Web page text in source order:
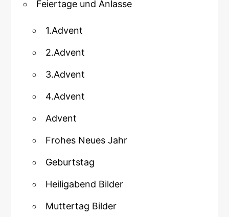
Feiertage und Anlasse
1.Advent
2.Advent
3.Advent
4.Advent
Advent
Frohes Neues Jahr
Geburtstag
Heiligabend Bilder
Muttertag Bilder